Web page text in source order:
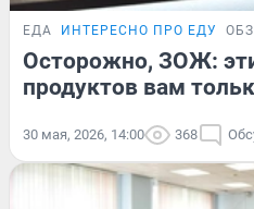
ЕДА ИНТЕРЕСНО ПРО ЕДУ
Осторожно, ЗОЖ:
продуктов вам
30 мая, 2026, 14:00 368